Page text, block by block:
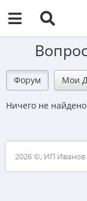
Форум Мои
Ничего не
2026 ©, ИП